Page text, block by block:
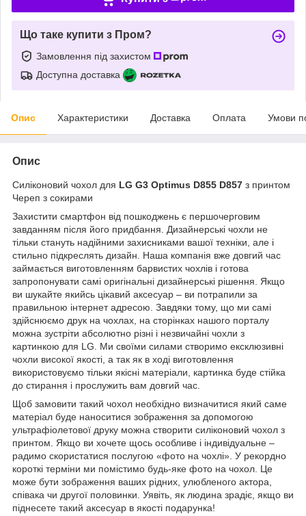
Що таке купити з Пром?
Замовлення під захистом
Доступна доставка
Опис Характеристики Доставка Оплата Умови
Опис
Силіконовий чохол для LG G3 Optimus D855 D857 з принтом
Череп з сокирами
Захистити смартфон від пошкоджень є першочерговим
завданням після його придбання. Дизайнерські чохли не
тільки стануть надійними захисниками вашої техніки, але і
стильно підкреслять дизайн. Наша компанія вже довгий час
займається виготовленням барвистих чохлів і готова
запропонувати самі оригінальні дизайнерські рішення. Якщо
ви шукайте якийсь цікавий аксесуар – ви потрапили за
правильною інтернет адресою. Завдяки тому, що ми самі
здійснюємо друк на чохлах, на сторінках нашого порталу
можна зустріти абсолютно різні і незвичайні чохли з
картинкою для LG. Ми своїми силами створимо ексклюзивні
чохли високої якості, а так як в ході виготовлення
використовуємо тільки якісні матеріали, картинка буде стійка
до стирання і прослужить вам довгий час.
Щоб замовити такий чохол необхідно визначитися який саме
матеріал буде наноситися зображення за допомогою
ультрафіолетової друку можна створити силіконовий чохол з
принтом. Якщо ви хочете щось особливе і індивідуальне –
радимо скористатися послугою «фото на чохлі». У рекордно
короткі терміни ми помістимо будь-яке фото на чохол. Це
може бути зображення ваших рідних, улюбленого актора,
співака чи другої половинки. Уявіть, як людина зрадіє, якщо ви
піднесете такий аксесуар в якості подарунка!